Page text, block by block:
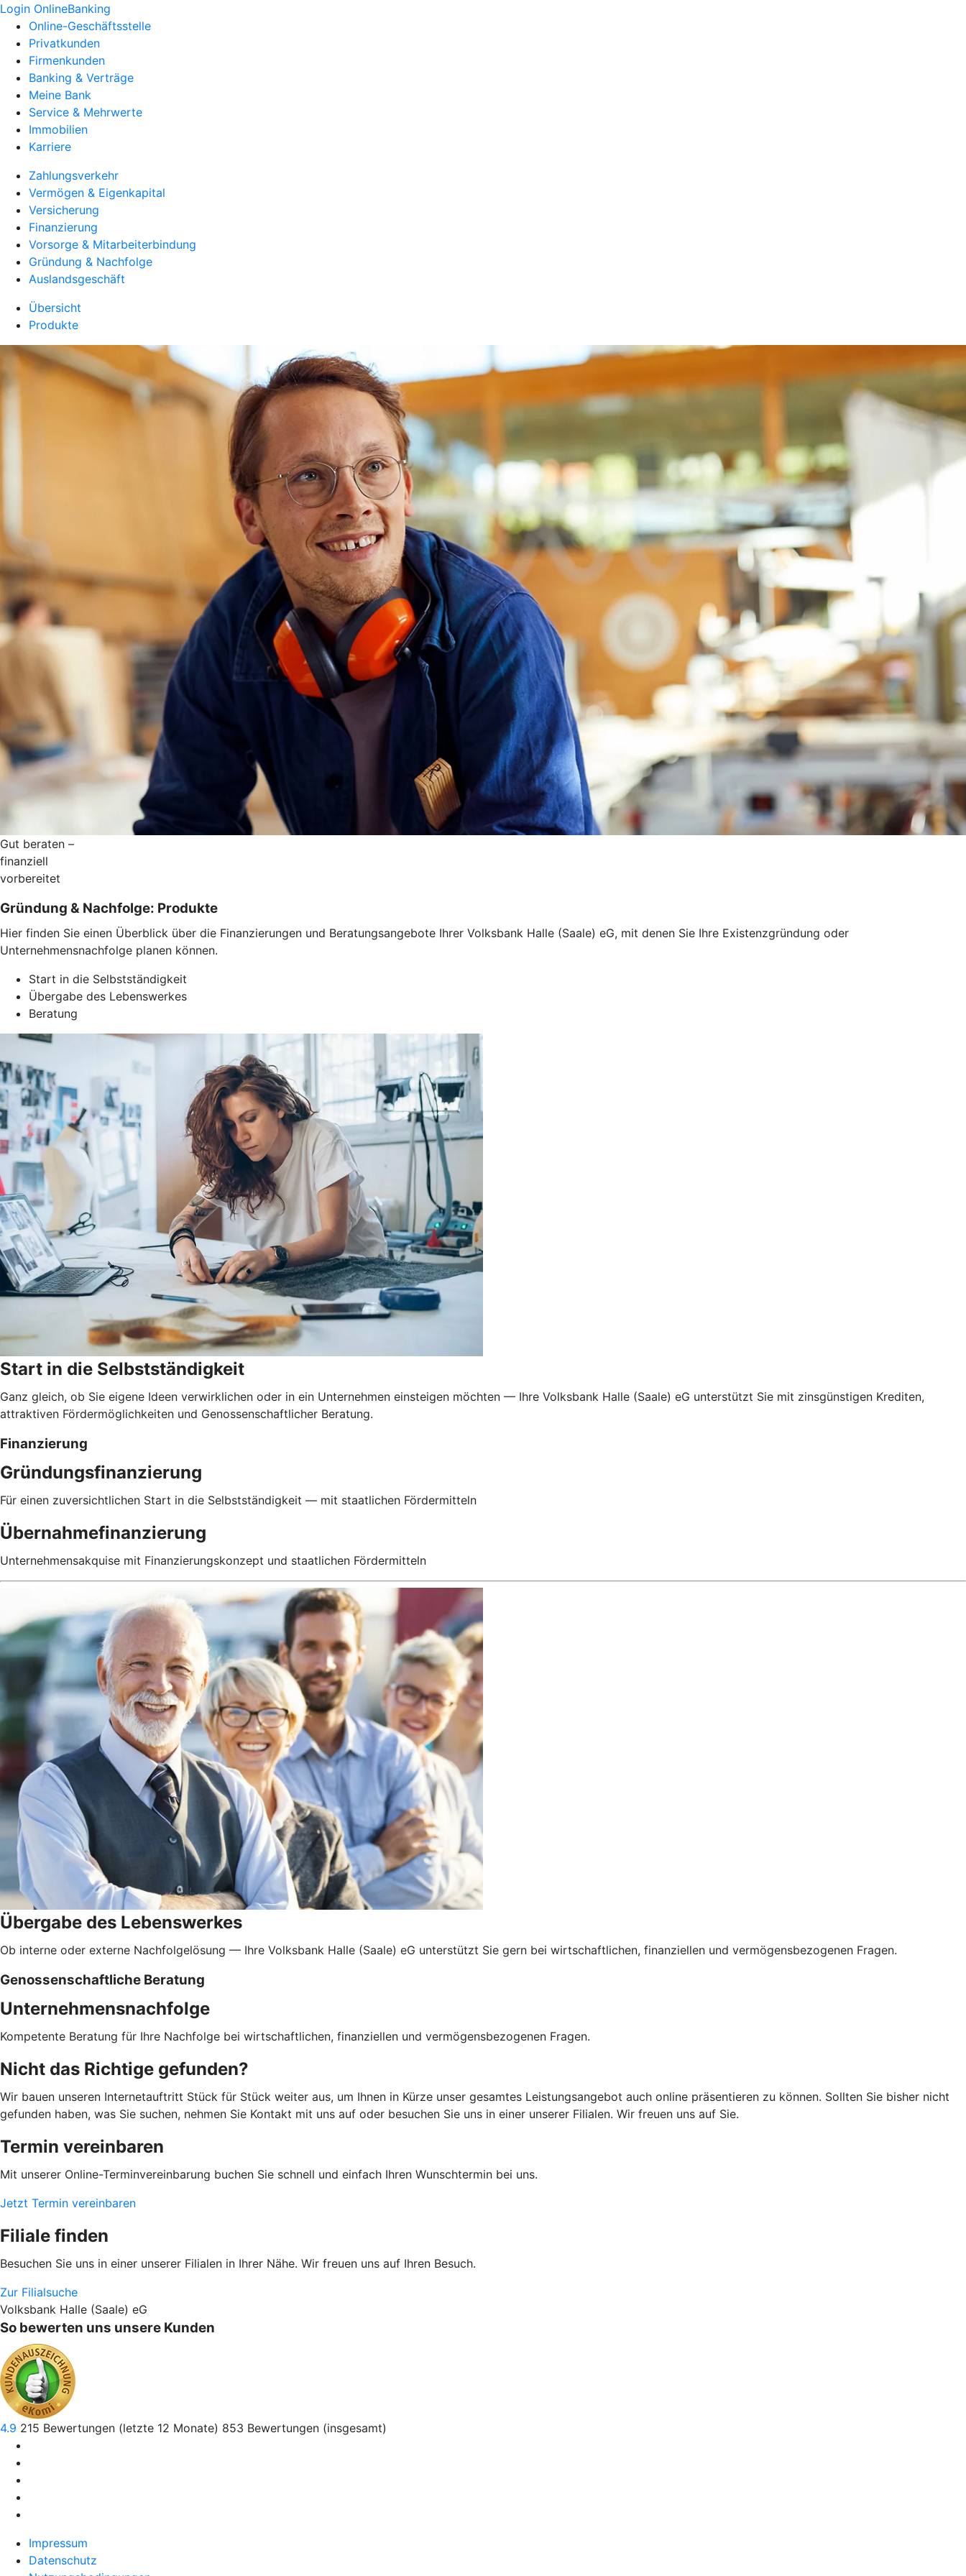
Login OnlineBanking
Online-Geschäftsstelle
Privatkunden
Firmenkunden
Banking & Verträge
Meine Bank
Service & Mehrwerte
Immobilien
Karriere
Zahlungsverkehr
Vermögen & Eigenkapital
Versicherung
Finanzierung
Vorsorge & Mitarbeiterbindung
Gründung & Nachfolge
Auslandsgeschäft
Übersicht
Produkte
Gut beraten –
finanziell
vorbereitet
Gründung & Nachfolge: Produkte
Hier finden Sie einen Überblick über die Finanzierungen und Beratungsangebote Ihrer Volksbank Halle (Saale) eG, mit denen Sie Ihre Existenzgründung oder
Unternehmensnachfolge planen können.
Start in die Selbstständigkeit
Übergabe des Lebenswerkes
Beratung
Start in die Selbstständigkeit
Ganz gleich, ob Sie eigene Ideen verwirklichen oder in ein Unternehmen einsteigen möchten — Ihre Volksbank Halle (Saale) eG unterstützt Sie mit zinsgünstigen Krediten,
attraktiven Fördermöglichkeiten und Genossenschaftlicher Beratung.
Finanzierung
Gründungsfinanzierung
Für einen zuversichtlichen Start in die Selbstständigkeit — mit staatlichen Fördermitteln
Übernahmefinanzierung
Unternehmensakquise mit Finanzierungskonzept und staatlichen Fördermitteln
Übergabe des Lebenswerkes
Ob interne oder externe Nachfolgelösung — Ihre Volksbank Halle (Saale) eG unterstützt Sie gern bei wirtschaftlichen, finanziellen und vermögensbezogenen Fragen.
Genossenschaftliche Beratung
Unternehmensnachfolge
Kompetente Beratung für Ihre Nachfolge bei wirtschaftlichen, finanziellen und vermögensbezogenen Fragen.
Nicht das Richtige gefunden?
Wir bauen unseren Internetauftritt Stück für Stück weiter aus, um Ihnen in Kürze unser gesamtes Leistungsangebot auch online präsentieren zu können. Sollten Sie bisher nicht
gefunden haben, was Sie suchen, nehmen Sie Kontakt mit uns auf oder besuchen Sie uns in einer unserer Filialen. Wir freuen uns auf Sie.
Termin vereinbaren
Mit unserer Online-Terminvereinbarung buchen Sie schnell und einfach Ihren Wunschtermin bei uns.
Jetzt Termin vereinbaren
Filiale finden
Besuchen Sie uns in einer unserer Filialen in Ihrer Nähe. Wir freuen uns auf Ihren Besuch.
Zur Filialsuche
Volksbank Halle (Saale) eG
So bewerten uns unsere Kunden
4.9 215 Bewertungen (letzte 12 Monate) 853 Bewertungen (insgesamt)
Impressum
Datenschutz